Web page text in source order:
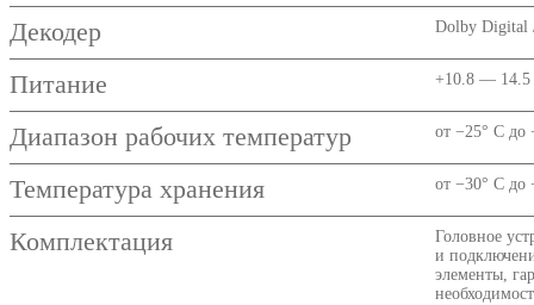
Декодер Dolby Digital
Питание +10.8 — 14.5
Диапазон рабочих температур от −25° C до
Температура хранения от −30° C до
Комплектация
Головное
и
элементы,